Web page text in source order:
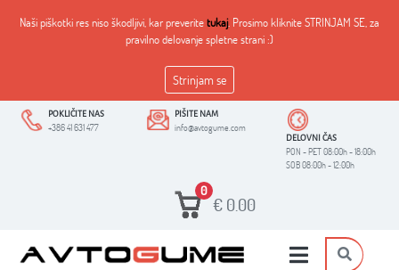
Naši piškotki res niso škodljivi, kar preveritetukaj. Prosimo kliknite STRINJAM SE, za
pravilno delovanje spletne strani :)
Strinjam se
POKLIČITE NAS
+386 41 631 477
PIŠITE NAM
info@avtogume.com
DELOVNI ČAS
PON - PET 08:00h - 18:00h
SOB 08:00h - 12:00h
0
€ 0.00